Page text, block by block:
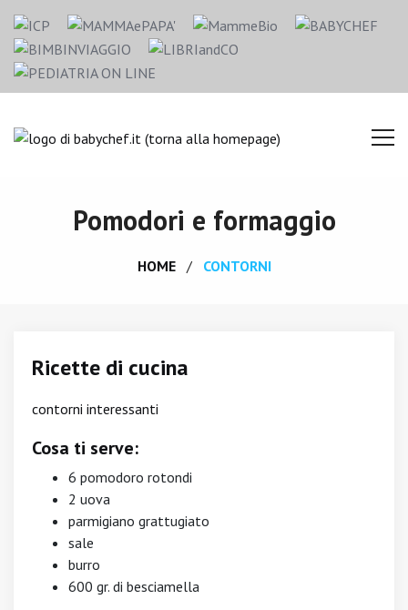
Pomodori e formaggio
HOME CONTORNI
Ricette di cucina
contorni interessanti
Cosa ti serve:
6 pomodoro rotondi
2 uova
parmigiano grattugiato
sale
burro
600 gr. di besciamella